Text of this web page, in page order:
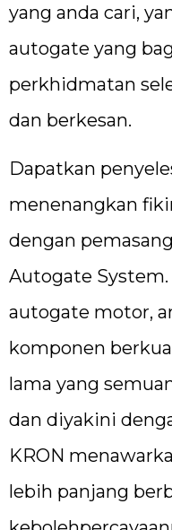
yang anda cari,
autogate yang
perkhidmatan
dan berkesan.
Dapatkan
menenangkan
dengan
Autogate
autogate motor,
komponen
lama yang
dan diyakini
KRON
lebih panjang